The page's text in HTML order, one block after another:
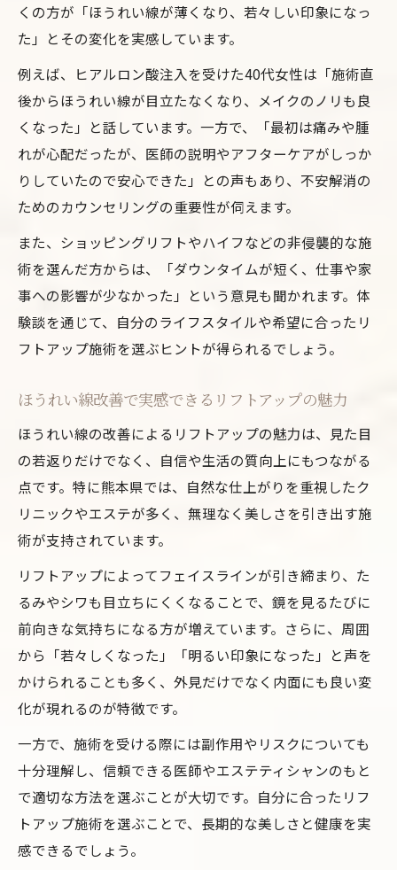
くの方が「ほうれい線が薄くなり、若々しい印象になっ
た」とその変化を実感しています。
例えば、ヒアルロン酸注入を受けた40代女性は「施術直
後からほうれい線が目立たなくなり、メイクのノリも良
くなった」と話しています。一方で、「最初は痛みや腫
れが心配だったが、医師の説明やアフターケアがしっか
りしていたので安心できた」との声もあり、不安解消の
ためのカウンセリングの重要性が伺えます。
また、ショッピングリフトやハイフなどの非侵襲的な施
術を選んだ方からは、「ダウンタイムが短く、仕事や家
事への影響が少なかった」という意見も聞かれます。体
験談を通じて、自分のライフスタイルや希望に合ったリ
フトアップ施術を選ぶヒントが得られるでしょう。
ほうれい線改善で実感できるリフトアップの魅力
ほうれい線の改善によるリフトアップの魅力は、見た目
の若返りだけでなく、自信や生活の質向上にもつながる
点です。特に熊本県では、自然な仕上がりを重視したク
リニックやエステが多く、無理なく美しさを引き出す施
術が支持されています。
リフトアップによってフェイスラインが引き締まり、た
るみやシワも目立ちにくくなることで、鏡を見るたびに
前向きな気持ちになる方が増えています。さらに、周囲
から「若々しくなった」「明るい印象になった」と声を
かけられることも多く、外見だけでなく内面にも良い変
化が現れるのが特徴です。
一方で、施術を受ける際には副作用やリスクについても
十分理解し、信頼できる医師やエステティシャンのもと
で適切な方法を選ぶことが大切です。自分に合ったリフ
トアップ施術を選ぶことで、長期的な美しさと健康を実
感できるでしょう。